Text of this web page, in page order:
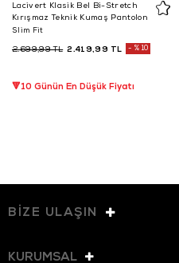
Lacivert Klasik Bel Bi-Stretch
Kırışmaz Teknik Kumaş Pantolon
Slim Fit
2.419,99 TL
2.699,99 TL %10
🔻10 Günün En Düşük Fiyatı
BİZE ULAŞIN
KURUMSAL